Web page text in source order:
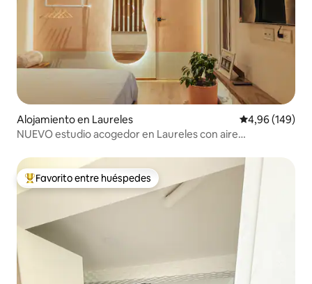
Alojamiento en Laureles Calificación
4,96 (149)
NUEVO estudio acogedor en Laureles con aire
Favorito entre los huéspedes más destacados
Favorito entre huéspedes